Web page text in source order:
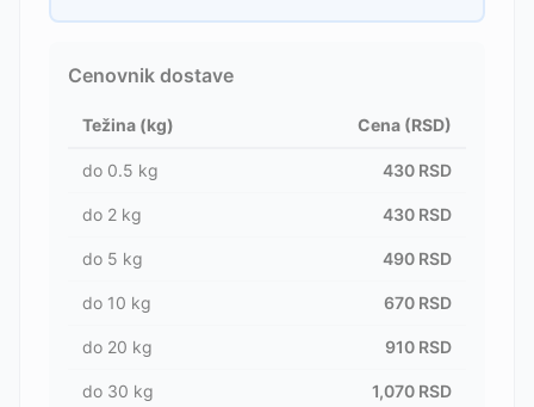
Cenovnik dostave
Težina (kg) Cena (RSD)
do 0.5 kg 430 RSD
do 2 kg 430 RSD
do 5 kg 490 RSD
do 10 kg 670 RSD
do 20 kg 910 RSD
do 30 kg 1,070 RSD